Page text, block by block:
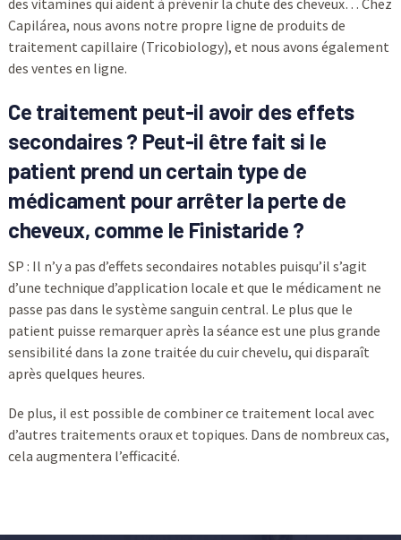
des vitamines qui aident à prévenir la chute des cheveux… Chez
Capilárea, nous avons notre propre ligne de produits de
traitement capillaire (Tricobiology), et nous avons également
des ventes en ligne.
Ce traitement peut-il avoir des effets
secondaires ? Peut-il être fait si le
patient prend un certain type de
médicament pour arrêter la perte de
cheveux, comme le Finistaride ?
SP : Il n’y a pas d’effets secondaires notables puisqu’il s’agit
d’une technique d’application locale et que le médicament ne
passe pas dans le système sanguin central. Le plus que le
patient puisse remarquer après la séance est une plus grande
sensibilité dans la zone traitée du cuir chevelu, qui disparaît
après quelques heures.
De plus, il est possible de combiner ce traitement local avec
d’autres traitements oraux et topiques. Dans de nombreux cas,
cela augmentera l’efficacité.